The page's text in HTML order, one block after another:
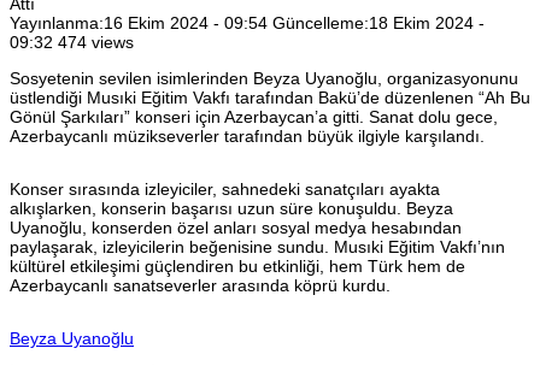
Yayınlanma:16 Ekim 2024 - 09:54 Güncelleme:18 Ekim 2024 -
09:32 474 views
Sosyetenin sevilen isimlerinden Beyza Uyanoğlu, organizasyonunu
üstlendiği Musıki Eğitim Vakfı tarafından Bakü’de düzenlenen “Ah Bu
Gönül Şarkıları” konseri için Azerbaycan’a gitti. Sanat dolu gece,
Azerbaycanlı müzikseverler tarafından büyük ilgiyle karşılandı.
Konser sırasında izleyiciler, sahnedeki sanatçıları ayakta
alkışlarken, konserin başarısı uzun süre konuşuldu. Beyza
Uyanoğlu, konserden özel anları sosyal medya hesabından
paylaşarak, izleyicilerin beğenisine sundu. Musıki Eğitim Vakfı’nın
kültürel etkileşimi güçlendiren bu etkinliği, hem Türk hem de
Azerbaycanlı sanatseverler arasında köprü kurdu.
Beyza Uyanoğlu